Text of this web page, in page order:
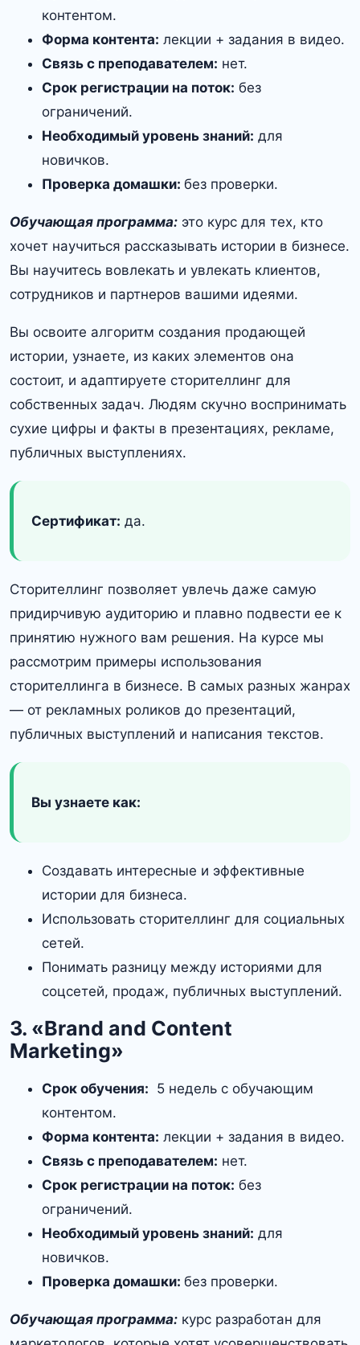
контентом.
Форма контента: лекции + задания в видео.
Связь с преподавателем: нет.
Срок регистрации на поток: без
ограничений.
Необходимый уровень знаний: для
новичков.
Проверка домашки: без проверки.
Обучающая программа: это курс для тех, кто
хочет научиться рассказывать истории в бизнесе.
Вы научитесь вовлекать и увлекать клиентов,
сотрудников и партнеров вашими идеями.
Вы освоите алгоритм создания продающей
истории, узнаете, из каких элементов она
состоит, и адаптируете сторителлинг для
собственных задач. Людям скучно воспринимать
сухие цифры и факты в презентациях, рекламе,
публичных выступлениях.
Сертификат: да.
Сторителлинг позволяет увлечь даже самую
придирчивую аудиторию и плавно подвести ее к
принятию нужного вам решения. На курсе мы
рассмотрим примеры использования
сторителлинга в бизнесе. В самых разных жанрах
— от рекламных роликов до презентаций,
публичных выступлений и написания текстов.
Вы узнаете как:
Создавать интересные и эффективные
истории для бизнеса.
Использовать сторителлинг для социальных
сетей.
Понимать разницу между историями для
соцсетей, продаж, публичных выступлений.
3. «Brand and Content
Marketing»
Срок обучения: 5 недель с обучающим
контентом.
Форма контента: лекции + задания в видео.
Связь с преподавателем: нет.
Срок регистрации на поток: без
ограничений.
Необходимый уровень знаний: для
новичков.
Проверка домашки: без проверки.
Обучающая программа: курс разработан для